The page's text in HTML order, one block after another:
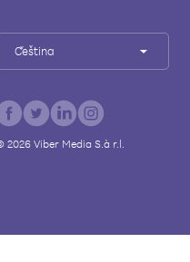
Čeština
2026Viber Media S.à r.l.